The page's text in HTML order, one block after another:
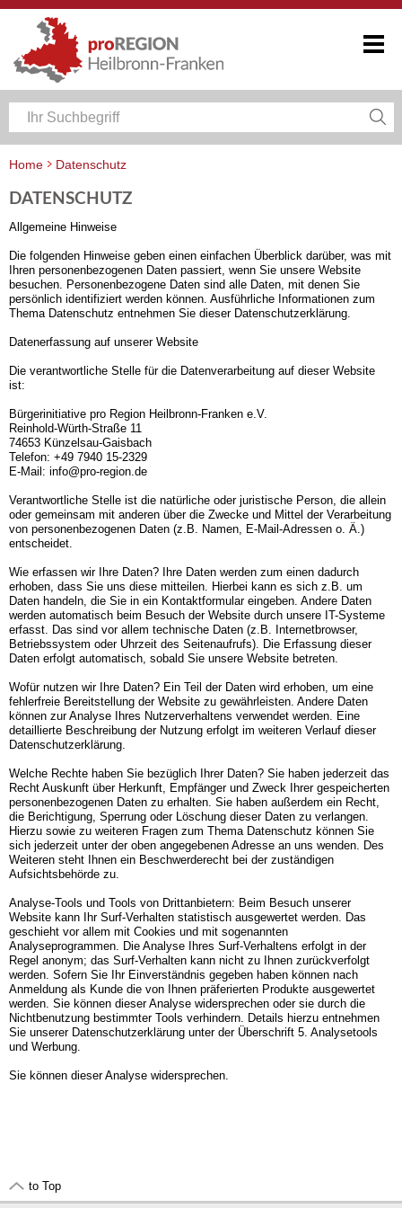
Home Datenschutz
DATENSCHUTZ
Allgemeine Hinweise
Die folgenden Hinweise geben einen einfachen Überblick darüber, was mit
Ihren personenbezogenen Daten passiert, wenn Sie unsere Website
besuchen. Personenbezogene Daten sind alle Daten, mit denen Sie
persönlich identifiziert werden können. Ausführliche Informationen zum
Thema Datenschutz entnehmen Sie dieser Datenschutzerklärung.
Datenerfassung auf unserer Website
Die verantwortliche Stelle für die Datenverarbeitung auf dieser Website
ist:
Bürgerinitiative pro Region Heilbronn-Franken e.V.
Reinhold-Würth-Straße 11
74653 Künzelsau-Gaisbach
Telefon: +49 7940 15-2329
E-Mail: info@pro-region.de
Verantwortliche Stelle ist die natürliche oder juristische Person, die allein
oder gemeinsam mit anderen über die Zwecke und Mittel der Verarbeitung
von personenbezogenen Daten (z.B. Namen, E-Mail-Adressen o. Ä.)
entscheidet.
Wie erfassen wir Ihre Daten? Ihre Daten werden zum einen dadurch
erhoben, dass Sie uns diese mitteilen. Hierbei kann es sich z.B. um
Daten handeln, die Sie in ein Kontaktformular eingeben. Andere Daten
werden automatisch beim Besuch der Website durch unsere IT-Systeme
erfasst. Das sind vor allem technische Daten (z.B. Internetbrowser,
Betriebssystem oder Uhrzeit des Seitenaufrufs). Die Erfassung dieser
Daten erfolgt automatisch, sobald Sie unsere Website betreten.
Wofür nutzen wir Ihre Daten? Ein Teil der Daten wird erhoben, um eine
fehlerfreie Bereitstellung der Website zu gewährleisten. Andere Daten
können zur Analyse Ihres Nutzerverhaltens verwendet werden. Eine
detaillierte Beschreibung der Nutzung erfolgt im weiteren Verlauf dieser
Datenschutzerklärung.
Welche Rechte haben Sie bezüglich Ihrer Daten? Sie haben jederzeit das
Recht Auskunft über Herkunft, Empfänger und Zweck Ihrer gespeicherten
personenbezogenen Daten zu erhalten. Sie haben außerdem ein Recht,
die Berichtigung, Sperrung oder Löschung dieser Daten zu verlangen.
Hierzu sowie zu weiteren Fragen zum Thema Datenschutz können Sie
sich jederzeit unter der oben angegebenen Adresse an uns wenden. Des
Weiteren steht Ihnen ein Beschwerderecht bei der zuständigen
Aufsichtsbehörde zu.
Analyse-Tools und Tools von Drittanbietern: Beim Besuch unserer
Website kann Ihr Surf-Verhalten statistisch ausgewertet werden. Das
geschieht vor allem mit Cookies und mit sogenannten
Analyseprogrammen. Die Analyse Ihres Surf-Verhaltens erfolgt in der
Regel anonym; das Surf-Verhalten kann nicht zu Ihnen zurückverfolgt
werden. Sofern Sie Ihr Einverständnis gegeben haben können nach
Anmeldung als Kunde die von Ihnen präferierten Produkte ausgewertet
werden. Sie können dieser Analyse widersprechen oder sie durch die
Nichtbenutzung bestimmter Tools verhindern. Details hierzu entnehmen
Sie unserer Datenschutzerklärung unter der Überschrift 5. Analysetools
und Werbung.
Sie können dieser Analyse widersprechen.
to Top